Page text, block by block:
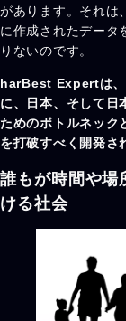
があります。それは
に作成されたデータ
りないのです。
harBest Expertは、
に、日本、そして日
ためのボトルネック
を打破すべく開発さ
誰もが時間や場
ける社会